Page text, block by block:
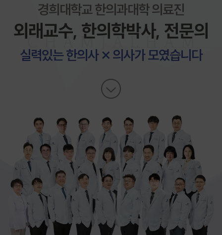
경희대학교 한의과대학 의료진
외래교수, 한의학박사, 전문의
실력있는 한의사 × 의사가 모였습니다